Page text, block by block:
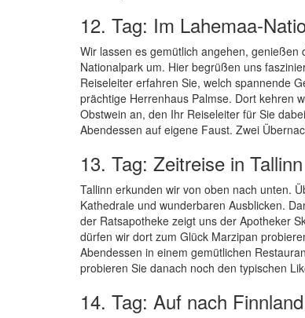
12. Tag: Im Lahemaa-
Wir lassen es gemütlich angehen,
Nationalpark um. Hier begrüßen uns
Reiseleiter erfahren Sie, welch spannende
prächtige Herrenhaus Palmse. Dort kehren
Obstwein an, den Ihr Reiseleiter für Sie
Abendessen auf eigene Faust. Zwei
13. Tag: Zeitreise in Tallinn
Tallinn erkunden wir von oben nach unten.
Kathedrale und wunderbaren Ausblicken.
der Ratsapotheke zeigt uns der Apotheker
dürfen wir dort zum Glück Marzipan
Abendessen in einem gemütlichen
probieren Sie danach noch den typischen
14. Tag: Auf nach